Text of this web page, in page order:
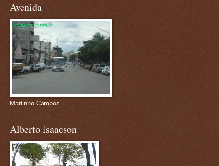
Avenida
Martinho Campos
Alberto Isaacson